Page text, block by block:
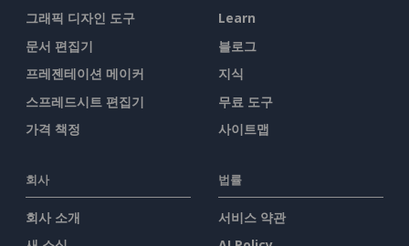
그래픽 디자인 도구
문서 편집기
프레젠테이션 메이커
스프레드시트 편집기
가격 책정
Learn
블로그
지식
무료 도구
사이트맵
회사
회사 소개
법률
서비스 약관